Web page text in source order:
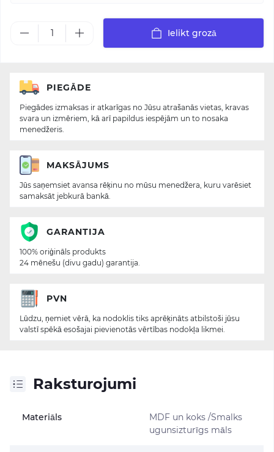
Ielikt grozā
Raksturojumi
Materiāls
MDF un koks /Smalks
ugunsizturīgs māls
PIEGĀDE
Piegādes izmaksas ir atkarīgas no Jūsu atrašanās vietas, kravas
svara un izmēriem, kā arī papildus iespējām un to nosaka
menedžeris.
MAKSĀJUMS
Jūs saņemsiet avansa rēķinu no mūsu menedžera, kuru varēsiet
samaksāt jebkurā bankā.
GARANTIJA
100% oriģināls produkts
24 mēnešu (divu gadu) garantija.
PVN
Lūdzu, ņemiet vērā, ka nodoklis tiks aprēķināts atbilstoši jūsu
valstī spēkā esošajai pievienotās vērtības nodokļa likmei.